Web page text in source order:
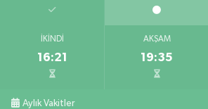
İKINDI
16:21
AKŞAM
19:35
Aylık Vakitler